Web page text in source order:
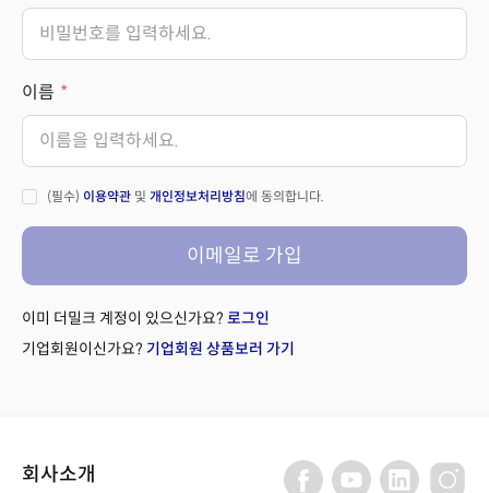
이름
(필수) 이용약관 및 개인정보처리방침에 동의합니다.
이메일로 가입
이미 더밀크 계정이 있으신가요? 로그인
기업회원이신가요? 기업회원 상품보러 가기
회사소개